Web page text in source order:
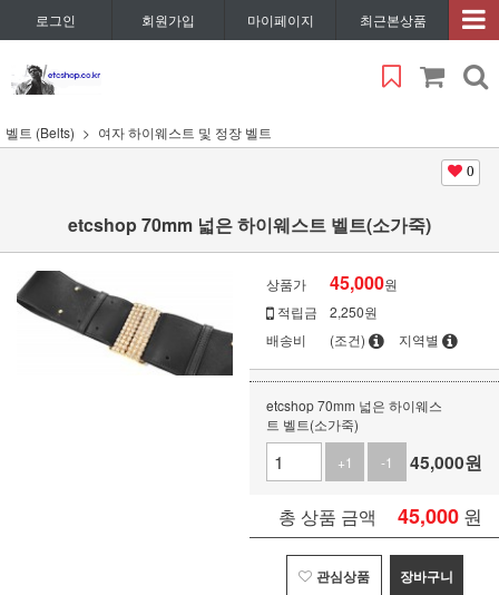
로그인 회원가입 마이페이지 최근본상품
벨트 (Belts) 여자 하이웨스트 및 정장 벨트
0
etcshop 70mm 넓은 하이웨스트 벨트(소가죽)
상품가 45,000원
적립금
2,250원
배송비
(조건) 지역별
etcshop 70mm 넓은 하이웨스
트 벨트(소가죽)
+1
-1 45,000원
총 상품 금액 45,000 원
관심상품 장바구니